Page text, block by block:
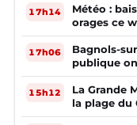
17h14
Météo :
orages ce
17h06
Bagnols-
publique
la mairie ?
15h12
La Grande
la plage du